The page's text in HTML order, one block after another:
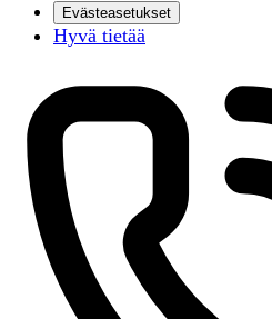
Evästeasetukset
Hyvä tietää